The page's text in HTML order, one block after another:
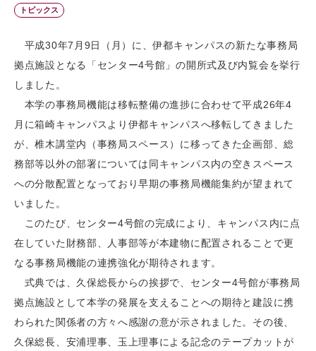
トピックス
平成30年7月9日（月）に、伊都キャンパスの新たな事務局
拠点施設となる「センター4号館」の開所式及び内覧会を挙行
しました。
本学の事務局機能は移転整備の進捗に合わせて平成26年4
月に箱崎キャンパスより伊都キャンパスへ移転してきました
が、椎木講堂内（事務局スペース）に移ってきた企画部、総
務部等以外の部署については同キャンパス内の空きスペース
への分散配置となっており早期の事務局機能集約が望まれて
いました。
このたび、センター4号館の完成により、キャンパス内に点
在していた財務部、人事部等が本建物に配置されることで更
なる事務局機能の連携強化が期待されます。
式典では、久保総長からの挨拶で、センター4号館が事務局
拠点施設として本学の発展を支えることへの期待と建設に携
わられた関係者の方々へ感謝の意が示されました。その後、
久保総長、安浦理事、玉上理事による記念のテープカットが